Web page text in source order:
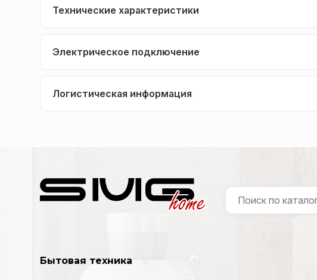
Технические характеристики
Электрическое подключение
Логистическая информация
Бытовая техника